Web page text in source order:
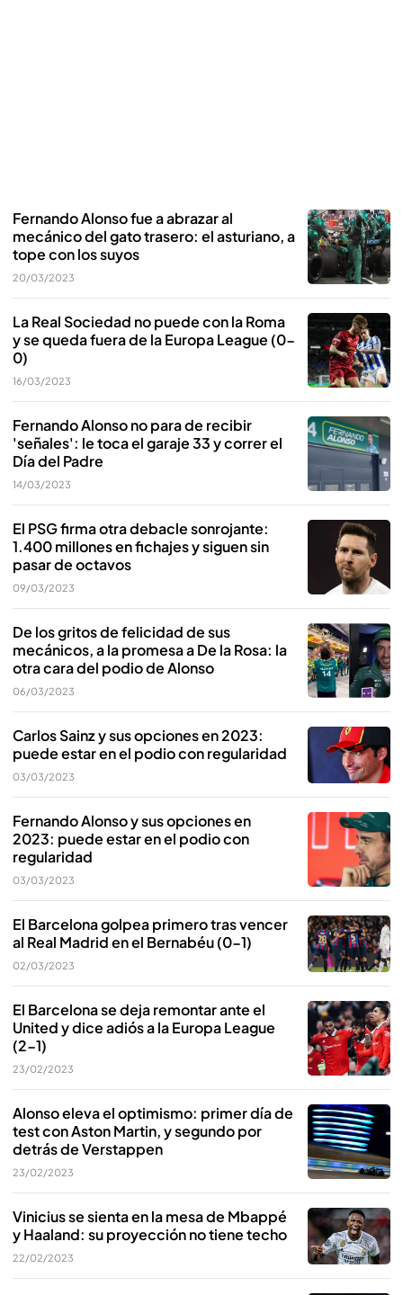
Fernando Alonso fue a abrazar al
mecánico del gato trasero: el asturiano, a
tope con los suyos
20/03/2023
La Real Sociedad no puede con la Roma
y se queda fuera de la Europa League (0-
0)
16/03/2023
Fernando Alonso no para de recibir
'señales': le toca el garaje 33 y correr el
Día del Padre
14/03/2023
El PSG firma otra debacle sonrojante:
1.400 millones en fichajes y siguen sin
pasar de octavos
09/03/2023
De los gritos de felicidad de sus
mecánicos, a la promesa a De la Rosa: la
otra cara del podio de Alonso
06/03/2023
Carlos Sainz y sus opciones en 2023:
puede estar en el podio con regularidad
03/03/2023
Fernando Alonso y sus opciones en
2023: puede estar en el podio con
regularidad
03/03/2023
El Barcelona golpea primero tras vencer
al Real Madrid en el Bernabéu (0-1)
02/03/2023
El Barcelona se deja remontar ante el
United y dice adiós a la Europa League
(2-1)
23/02/2023
Alonso eleva el optimismo: primer día de
test con Aston Martin, y segundo por
detrás de Verstappen
23/02/2023
Vinicius se sienta en la mesa de Mbappé
y Haaland: su proyección no tiene techo
22/02/2023